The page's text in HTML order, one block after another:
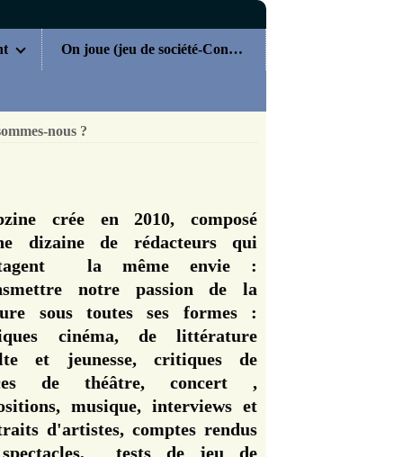
On joue (jeu de société-Concours)
nous ?
crée en 2010, composé
dizaine de rédacteurs qui
la même envie :
notre passion de la
sous toutes ses formes :
cinéma, de littérature
et jeunesse, critiques de
de théâtre, concert ,
musique, interviews et
d'artistes, comptes rendus
tests de jeu de